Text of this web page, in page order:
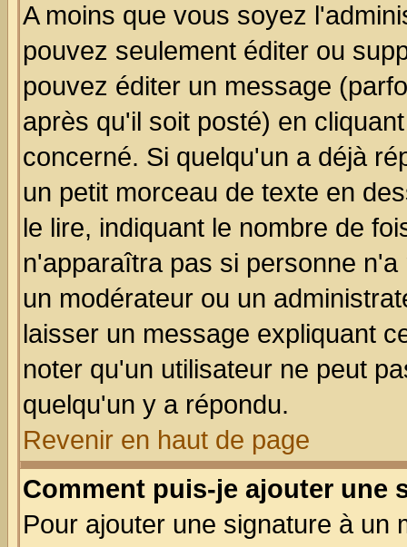
A moins que vous soyez
pouvez seulement éditer ou
pouvez éditer un message
après qu'il soit posté) en
concerné. Si quelqu'un a déjà
un petit morceau de texte en
le lire, indiquant le nombre de
n'apparaîtra pas si personne
un modérateur ou un
laisser un message expliquant
noter qu'un utilisateur ne peut
quelqu'un y a répondu.
Revenir en haut de page
Comment puis-je ajouter une
Pour ajouter une signature à un